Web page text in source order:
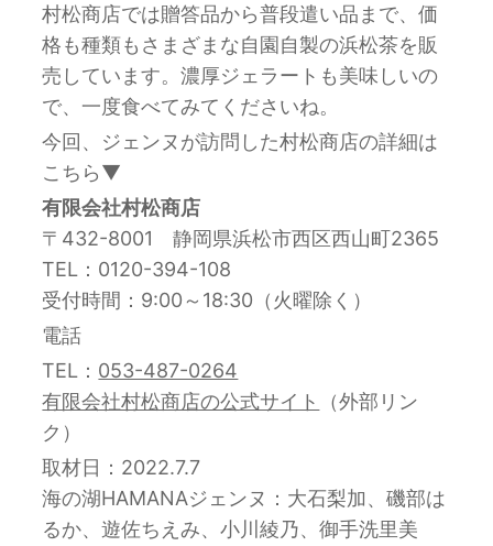
村松商店では贈答品から普段遣い品まで、価
格も種類もさまざまな自園自製の浜松茶を販
売しています。濃厚ジェラートも美味しいの
で、一度食べてみてくださいね。
今回、ジェンヌが訪問した村松商店の詳細は
こちら▼
有限会社村松商店
〒432-8001 静岡県浜松市西区西山町2365
TEL：0120-394-108
受付時間：9:00～18:30（火曜除く）
電話
TEL： 053-487-0264
有限会社村松商店の公式サイト
（外部リン
ク）
取材日：2022.7.7
海の湖HAMANAジェンヌ：大石梨加、磯部は
るか、遊佐ちえみ、小川綾乃、御手洗里美